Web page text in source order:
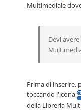
Multimediale
Devi
Prima di inserire,
toccando l'icona
della Libreria